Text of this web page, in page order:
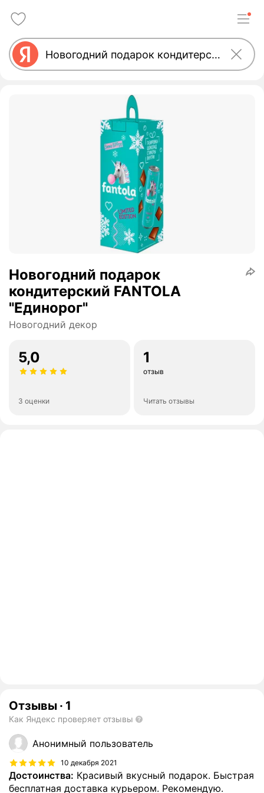
Новогодний подарок
кондитерский FANTOLA
"Единорог"
Новогодний декор
5,0
3 оценки
1
отзыв
Читать отзывы
Отзывы · 1
Как Яндекс проверяет отзывы
Анонимный пользователь
10 декабря 2021
Достоинства: Красивый вкусный подарок. Быстрая
бесплатная доставка курьером. Рекомендую.